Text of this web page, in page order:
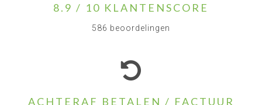
8.9 / 10 KLANTENSCORE
586 beoordelingen
ACHTERAF BETALEN / FACTUUR